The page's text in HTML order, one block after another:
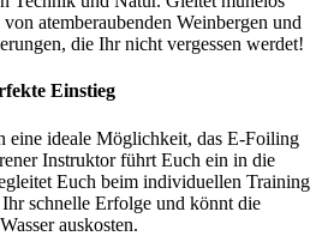
atemberaubenden Weinbergen und
die Ihr nicht vergessen werdet!
Einstieg
eine ideale Möglichkeit, das E-Foiling
Instruktor führt Euch ein in die
Euch beim individuellen Training
schnelle Erfolge und könnt die
auskosten.